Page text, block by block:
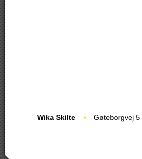
Wika Skilte Gøteborgvej 5